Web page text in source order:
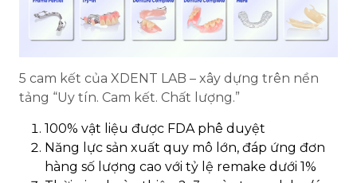
5 cam kết của XDENT LAB – xây dựng trên nền
tảng “Uy tín. Cam kết. Chất lượng.”
100% vật liệu được FDA phê duyệt
Năng lực sản xuất quy mô lớn, đáp ứng đơn
hàng số lượng cao với tỷ lệ remake dưới 1%